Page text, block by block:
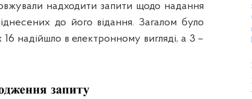
надходити запити щодо надання
до його відання. Загалом було
16 надійшло в електронному вигляді, а 3 –